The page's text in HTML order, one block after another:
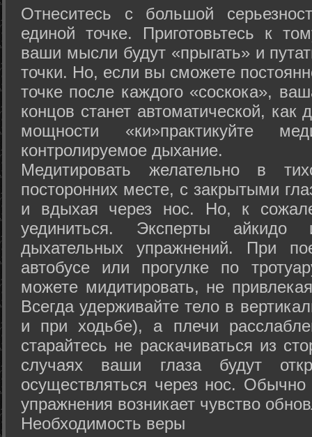
Отнеситесь с большой
единой точке. Приготовьтесь к
ваши мысли будут «прыгать» и
точки. Но, если вы сможете
точке после каждого «соскока»,
концов станет автоматической,
мощности «ки»практикуйте
контролируемое дыхание.
Медитировать желательно в
посторонних месте, с закрытыми
и вдыхая через нос. Но, к
уединиться. Эксперты айкидо
дыхательных упражнений. При
автобусе или прогулке по
можете мидитировать, не
Всегда удерживайте тело в
и при ходьбе), а плечи
старайтесь не раскачиваться из
случаях ваши глаза будут
осуществляться через нос. Обычно
упражнения возникает чувство
Необходимость веры